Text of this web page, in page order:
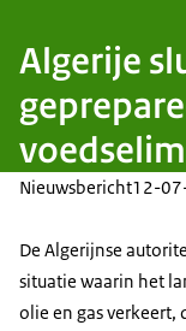
Algerije
Nieuwsbericht12-
De Algerijnse
situatie waarin het
olie en gas verkeert,